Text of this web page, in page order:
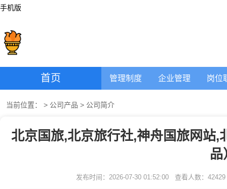
手机版
首页 管理制度 企业管理 岗位
当前位置： > 公司产品 > 公司简介
北京国旅,北京旅行社,神舟国旅网站
品
发布时间：2026-07-30 01:52:00 查看人数： 42429